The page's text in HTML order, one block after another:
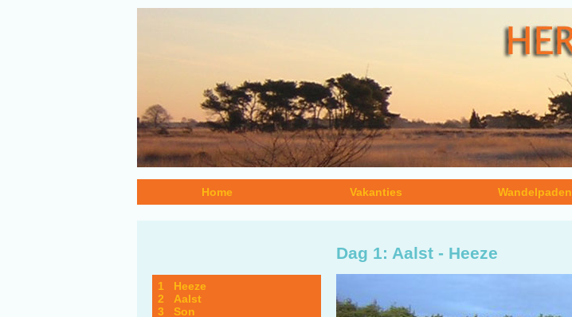
Home Vakanties Wandelpaden
1 Heeze
2 Aalst
3 Son
Dag 1: Aalst - Heeze